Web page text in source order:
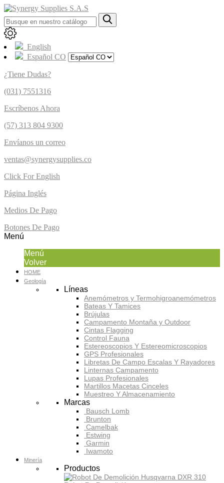
English
Español CO
¿Tiene Dudas?
(031) 7551316
Escríbenos Ahora
(57) 313 804 9300
Envíanos un correo
ventas@synergysupplies.co
Click For English
Página Inglés
Medios De Pago
Botones De Pago
Menú
Menú
Volver
HOME
Geología
Líneas
Anemómetros y Termohigroanemómetros
Bateas Y Tamices
Brújulas
Campamento Montaña y Outdoor
Cintas Flagging
Control Fauna
Estereoscopios Y Estereomicroscopios
GPS Profesionales
Libretas De Campo Escalas Y Rayadores
Linternas Campamento
Lupas Profesionales
Martillos Macetas Cinceles
Muestreo Y Almacenamiento
Marcas
Bausch Lomb
Brunton
Camelbak
Estwing
Garmin
Iwamoto
Minería
Productos